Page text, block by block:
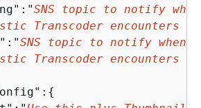
SNS topic to notify when
Transcoder encounters a
SNS topic to notify when
Transcoder encounters
{